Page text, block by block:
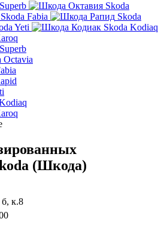
Skoda
Skoda Fabia
Skoda
Yeti
Skoda Kodiaq
Octavia
(Шкода)
к.8